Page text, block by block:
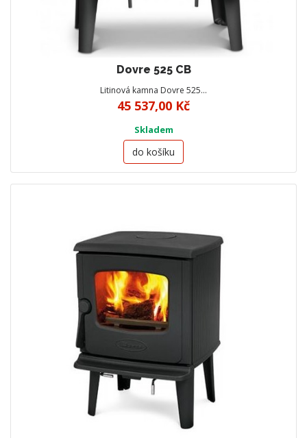
Dovre 525 CB
Litinová kamna Dovre 525…
45 537,00 Kč
Skladem
do košíku